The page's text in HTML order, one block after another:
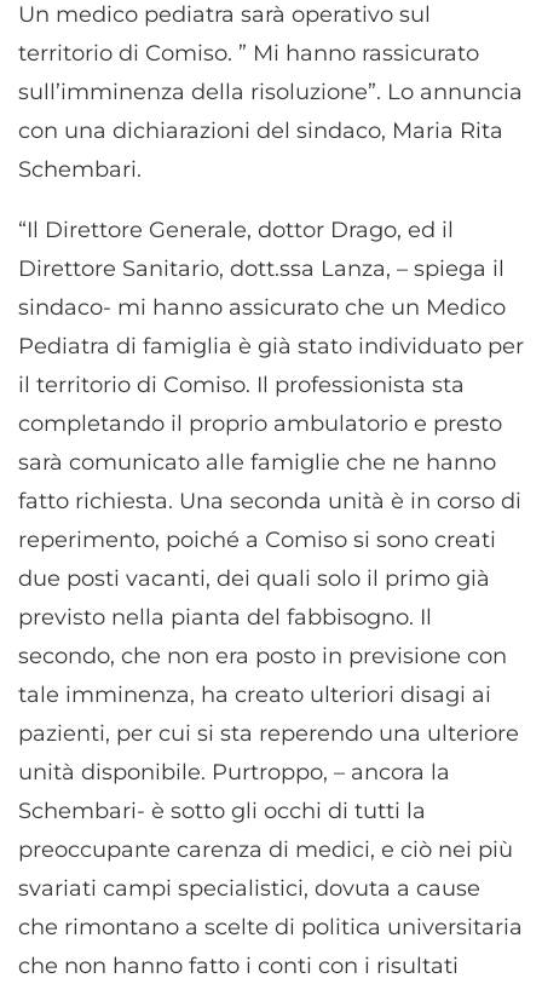
Un medico pediatra sarà operativo sul
territorio di Comiso. ” Mi hanno rassicurato
sull’imminenza della risoluzione”. Lo annuncia
con una dichiarazioni del sindaco, Maria Rita
Schembari.
“Il Direttore Generale, dottor Drago, ed il
Direttore Sanitario, dott.ssa Lanza, – spiega il
sindaco- mi hanno assicurato che un Medico
Pediatra di famiglia è già stato individuato per
il territorio di Comiso. Il professionista sta
completando il proprio ambulatorio e presto
sarà comunicato alle famiglie che ne hanno
fatto richiesta. Una seconda unità è in corso di
reperimento, poiché a Comiso si sono creati
due posti vacanti, dei quali solo il primo già
previsto nella pianta del fabbisogno. Il
secondo, che non era posto in previsione con
tale imminenza, ha creato ulteriori disagi ai
pazienti, per cui si sta reperendo una ulteriore
unità disponibile. Purtroppo, – ancora la
Schembari- è sotto gli occhi di tutti la
preoccupante carenza di medici, e ciò nei più
svariati campi specialistici, dovuta a cause
che rimontano a scelte di politica universitaria
che non hanno fatto i conti con i risultati